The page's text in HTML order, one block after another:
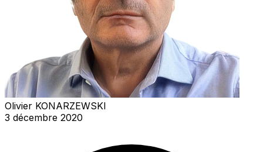
Olivier KONARZEWSKI
3 décembre 2020